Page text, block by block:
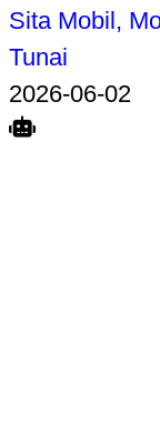
Sita Mobil,
Tunai
2026-06-02